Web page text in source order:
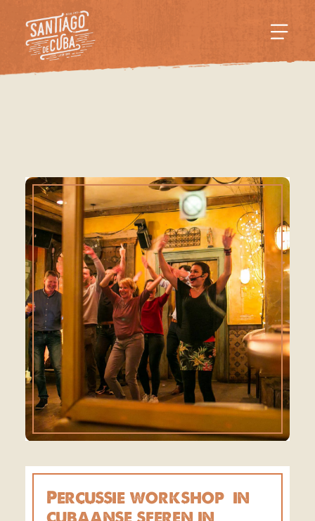
Percussie workshop in
cubaanse sferen in